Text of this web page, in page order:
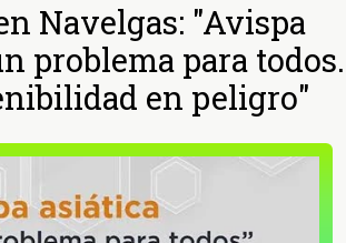
Navelgas: "Avispa
problema para todos.
en peligro"